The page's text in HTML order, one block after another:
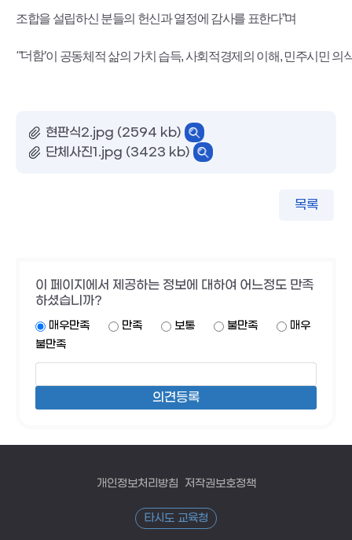
조합을 설립하신 분들의 헌신과 열정에 감사를 표한다”며
"'더함’이 공동체적 삶의 가치 습득, 사회적경제의 이해, 민주시민 의
현판식2.jpg (2594 kb)
단체사진1.jpg (3423 kb)
목록
이 페이지에서 제공하는 정보에 대하여 어느정도 만족
하셨습니까?
매우만족 만족 보통 불만족
매우
불만족
개인정보처리방침 저작권보호정책
타시도 교육청